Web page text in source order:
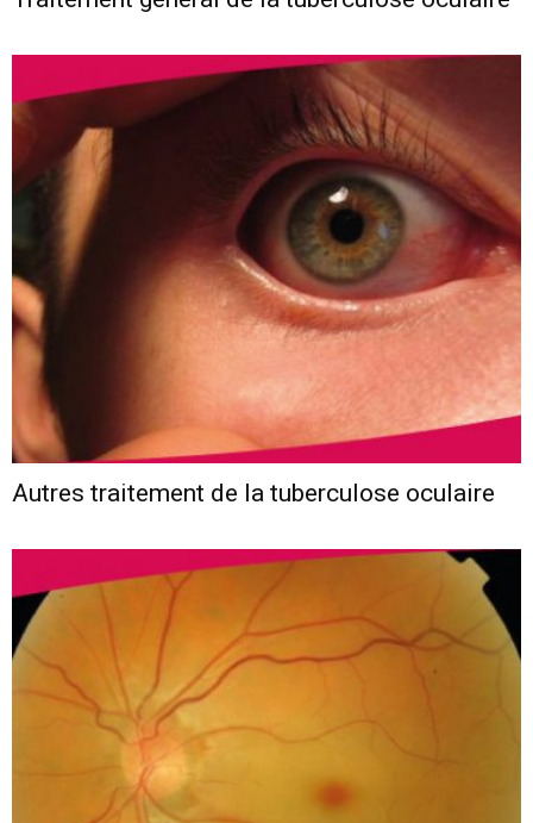
Autres traitement de la tuberculose oculaire